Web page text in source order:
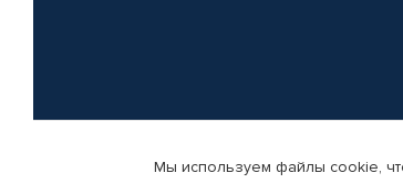
© КАМАЗ ЦЕНТР ДОНЕЦК, 2015-2026. Все права
Мы используем файлы cookie,